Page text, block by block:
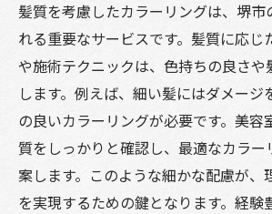
髪質を考慮したカラーリングは、堺市
れる重要なサービスです。髪質に応じ
や施術テクニックは、色持ちの良さや
します。例えば、細い髪にはダメージ
の良いカラーリングが必要です。美容
質をしっかりと確認し、最適なカラー
案します。このような細かな配慮が、
を実現するための鍵となります。経験